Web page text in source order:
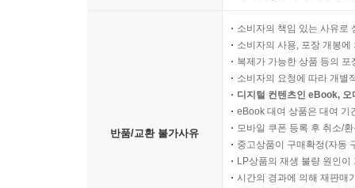
반품/교환 불가사유
소비자의 책임 있는 사유로
소비자의 사용, 포장 개봉
복제가 가능한 상품 등의
소비자의 요청에 따라 개별
디지털 컨텐츠인 eBook,
eBook 대여 상품은 대여 기
모바일 쿠폰 등록 후 취소/
중고상품이 구매확정(자동
LP상품의 재생 불량 원인
시간의 경과에 의해 재판매